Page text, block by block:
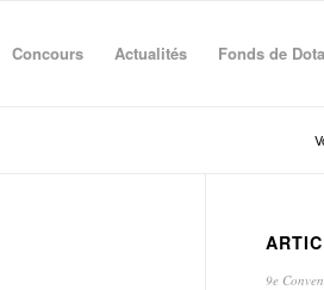
Concours Actualités Fonds de
9e